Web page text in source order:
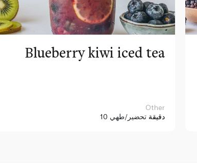
Blueberry kiwi iced tea
Other
10 دقيقة تحضير/طهي